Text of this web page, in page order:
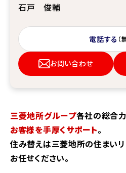
石戸 俊輔
電話する （
お問い合わせ
三菱地所グループ各社の総合力
お客様を手厚くサポート。
住み替えは三菱地所の住まい
お任せください。